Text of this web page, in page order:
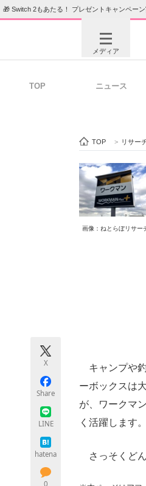
🎁 Switch 2もあたる！ プレゼントキャンペーン
メディア
ビジネスと
モノづくり
TOP ニュース
TOP > リサー
画像：ねとらぼリサー
X
Share
LINE
hatena
0
キャンプや
ーボックスは
が、ワークマ
く活躍します。
さっそくどん